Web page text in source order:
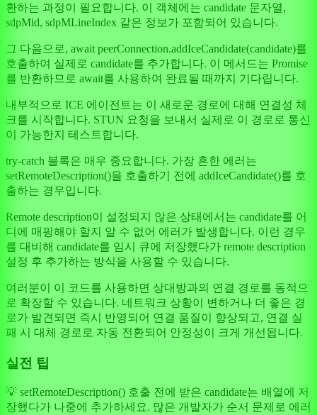
환하는 과정이 필요합니다. 이 객체에는 candidate 문자열,
sdpMid, sdpMLineIndex 같은 정보가 포함되어 있습니다.
그 다음으로, await peerConnection.addIceCandidate(candidate)를
호출하여 실제로 candidate를 추가합니다. 이 메서드는 Promise
를 반환하므로 await를 사용하여 완료될 때까지 기다립니다.
내부적으로 ICE 에이전트는 이 새로운 경로에 대해 연결성 체
크를 시작합니다. STUN 요청을 보내서 실제로 이 경로로 통신
이 가능한지 테스트합니다.
try-catch 블록은 매우 중요합니다. 가장 흔한 에러는
setRemoteDescription()을 호출하기 전에 addIceCandidate()를 호
출하는 경우입니다.
Remote description이 설정되지 않은 상태에서는 candidate를 어
디에 매핑해야 할지 알 수 없어 에러가 발생합니다. 이런 경우
를 대비해 candidate를 임시 큐에 저장했다가 remote description
설정 후 추가하는 방식을 사용할 수 있습니다.
여러분이 이 코드를 사용하면 상대방과의 연결 경로를 동적으
로 확장할 수 있습니다. 네트워크 상황이 변하거나 더 좋은 경
로가 발견되면 즉시 반영되어 연결 품질이 향상되고, 연결 실
패 시 대체 경로로 자동 전환되어 안정성이 크게 개선됩니다.
실전 팁
💡 setRemoteDescription() 호출 전에 받은 candidate는 배열에 저
장했다가 나중에 추가하세요. 많은 개발자가 순서 문제로 에러